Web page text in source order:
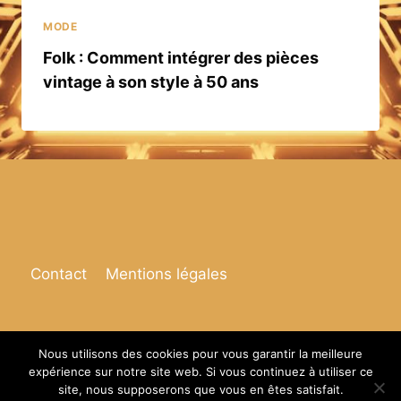
MODE
Folk : Comment intégrer des pièces
vintage à son style à 50 ans
Contact Mentions légales
© 2026 Espace de vie
Nous utilisons des cookies pour vous garantir la meilleure
expérience sur notre site web. Si vous continuez à utiliser ce
site, nous supposerons que vous en êtes satisfait.